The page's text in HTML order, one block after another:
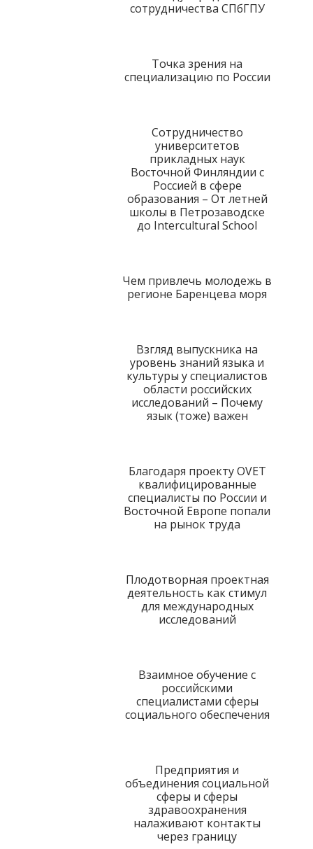
сотрудничества СПбГПУ
Точка зрения на
специализацию по России
Сотрудничество
университетов
прикладных наук
Восточной Финляндии с
Россией в сфере
образования – От летней
школы в Петрозаводске
до Intercultural School
Чем привлечь молодежь в
регионе Баренцева моря
Взгляд выпускника на
уровень знаний языка и
культуры у специалистов
области российских
исследований – Почему
язык (тоже) важен
Благодаря проекту OVET
квалифицированные
специалисты по России и
Восточной Европе попали
на рынок труда
Плодотворная проектная
деятельность как стимул
для международных
исследований
Взаимное обучение с
российскими
специалистами сферы
социального обеспечения
Предприятия и
объединения социальной
сферы и сферы
здравоохранения
налаживают контакты
через границу